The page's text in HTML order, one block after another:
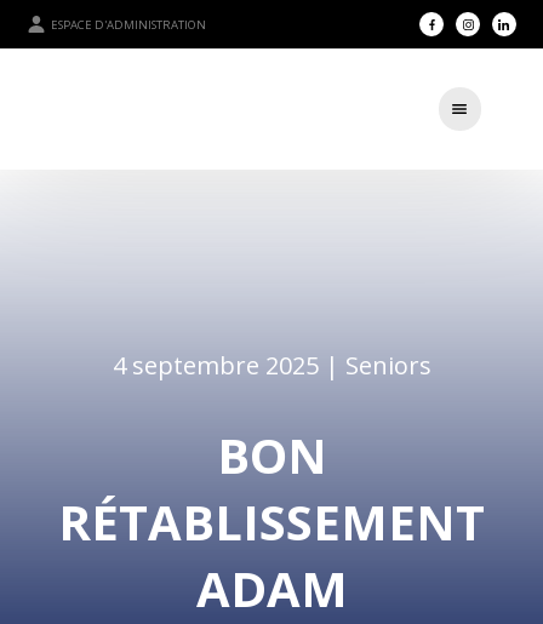
ESPACE D'ADMINISTRATION
4 septembre 2025 | Seniors
BON
RÉTABLISSEMENT
ADAM